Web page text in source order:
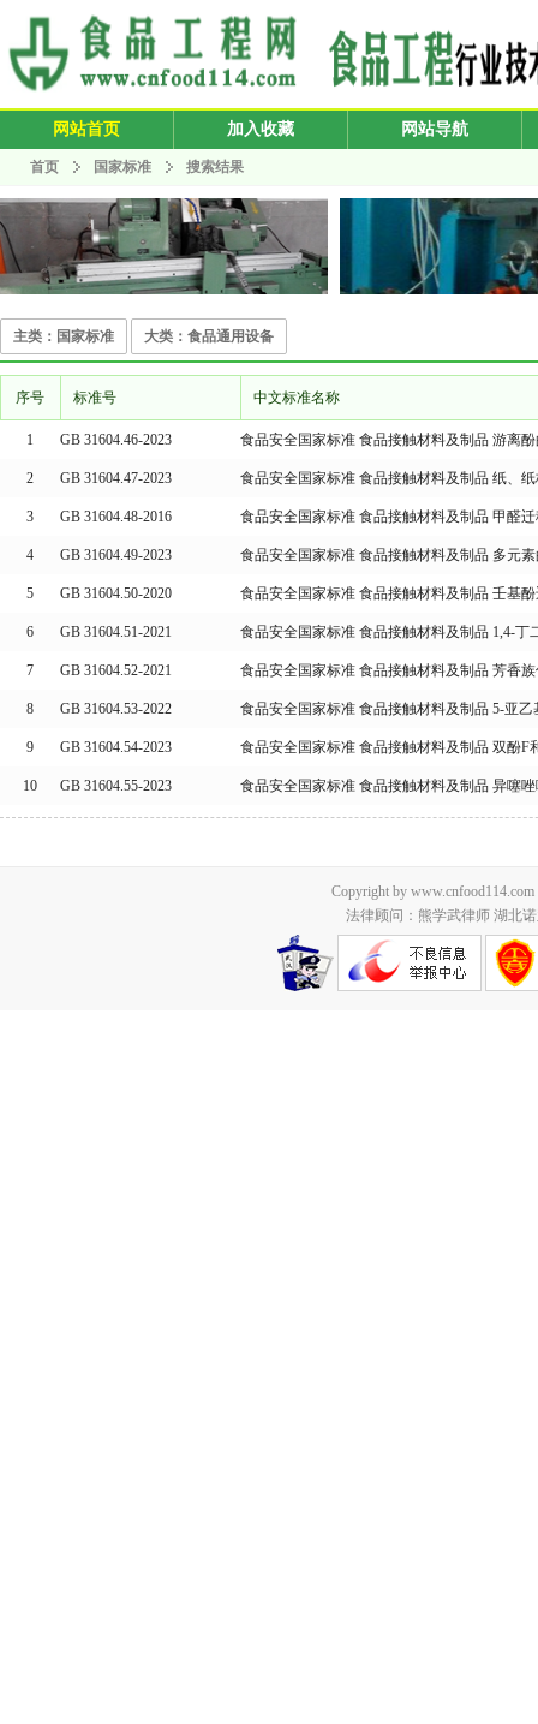
网站首页 加入收藏 网站导航
首页 国家标准 搜索结果
主类：国家标准 大类：食品通用设备
序号 标准号 中文标准名称
1 GB 31604.46-2023 食品安全国家标准 食品接触材料及制品 游离
2 GB 31604.47-2023 食品安全国家标准 食品接触材料及制品 纸、
3 GB 31604.48-2016 食品安全国家标准 食品接触材料及制品 甲醛
4 GB 31604.49-2023 食品安全国家标准 食品接触材料及制品 多元
5 GB 31604.50-2020 食品安全国家标准 食品接触材料及制品 壬基
6 GB 31604.51-2021 食品安全国家标准 食品接触材料及制品 1,4-丁
7 GB 31604.52-2021 食品安全国家标准 食品接触材料及制品 芳香
8 GB 31604.53-2022 食品安全国家标准 食品接触材料及制品 5-亚
9 GB 31604.54-2023 食品安全国家标准 食品接触材料及制品 双酚F
10 GB 31604.55-2023 食品安全国家标准 食品接触材料及制品 异噻
Copyright by
法律顾问：熊学武律师 湖北